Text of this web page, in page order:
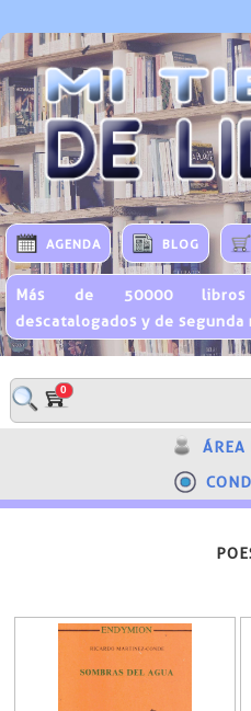
AGENDA BLOG
Más de 50000 libros
descatalogados y de segunda
0
ÁREA